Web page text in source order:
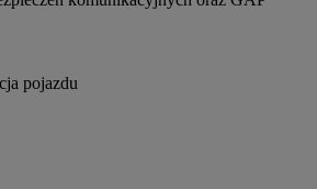
pojazdu